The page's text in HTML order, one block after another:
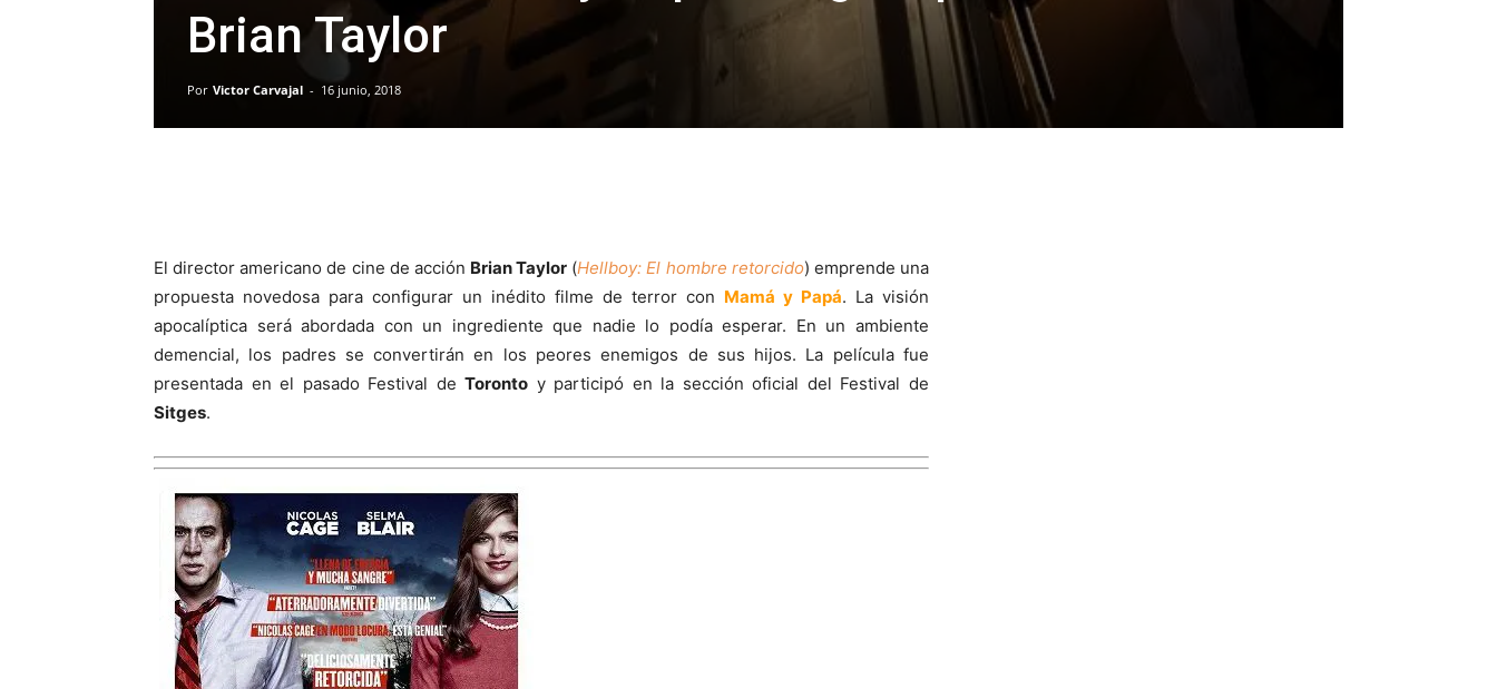
Brian Taylor
Por Victor Carvajal - 16 junio, 2018
El director americano de cine de acción Brian Taylor (Hellboy: El hombre retorcido) emprende una
propuesta novedosa para configurar un inédito filme de terror con Mamá y Papá. La visión
apocalíptica será abordada con un ingrediente que nadie lo podía esperar. En un ambiente
demencial, los padres se convertirán en los peores enemigos de sus hijos. La película fue
presentada en el pasado Festival deToronto y participó en la sección oficial del Festival de
Sitges.